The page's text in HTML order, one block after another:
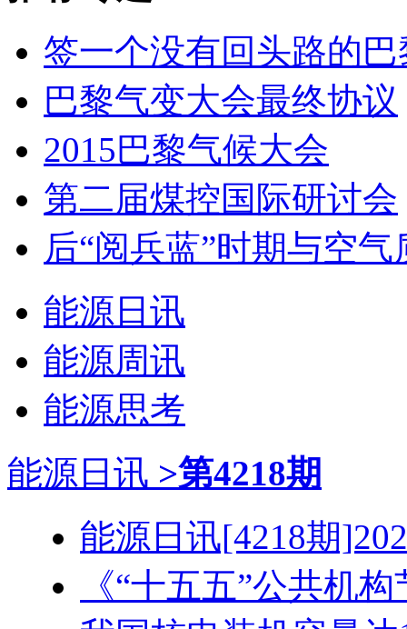
签一个没有回头路的
巴黎气变大会最终协议
2015巴黎气候大会
第二届煤控国际研讨会
后“阅兵蓝”时期与空气
能源日讯
能源周讯
能源思考
能源日讯 >第4218期
能源日讯[4218期
《“十五五”公共机